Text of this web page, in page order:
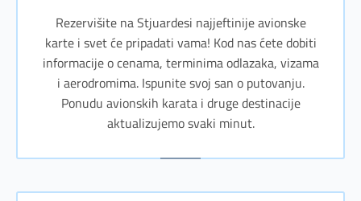
Rezervišite na Stjuardesi najjeftinije avionske
karte i svet će pripadati vama! Kod nas ćete dobiti
informacije o cenama, terminima odlazaka, vizama
i aerodromima. Ispunite svoj san o putovanju.
Ponudu avionskih karata i druge destinacije
aktualizujemo svaki minut.